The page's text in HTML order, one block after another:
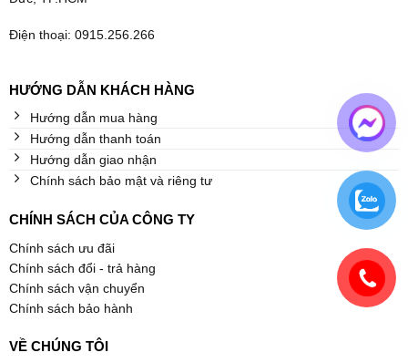
Điện thoại: 0915.256.266
HƯỚNG DẪN KHÁCH HÀNG
Hướng dẫn mua hàng
Hướng dẫn thanh toán
Hướng dẫn giao nhận
Chính sách bảo mật và riêng tư
CHÍNH SÁCH CỦA CÔNG TY
Chính sách ưu đãi
Chính sách đổi - trả hàng
Chính sách vận chuyển
Chính sách bảo hành
VỀ CHÚNG TÔI